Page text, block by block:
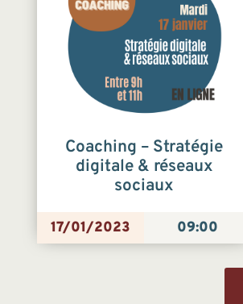
Coaching – Stratégie
digitale & réseaux
sociaux
17/01/2023 09:00